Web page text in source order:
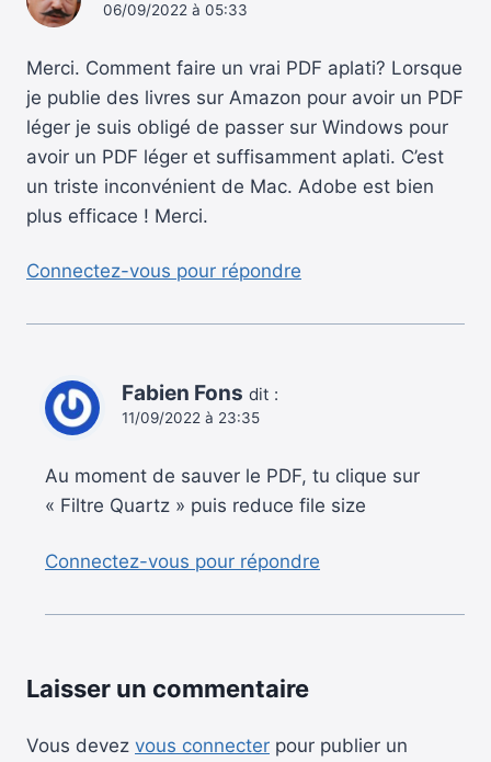
06/09/2022 à 05:33
Merci. Comment faire un vrai PDF aplati? Lorsque
je publie des livres sur Amazon pour avoir un PDF
léger je suis obligé de passer sur Windows pour
avoir un PDF léger et suffisamment aplati. C’est
un triste inconvénient de Mac. Adobe est bien
plus efficace ! Merci.
Connectez-vous pour répondre
Fabien Fons dit :
11/09/2022 à 23:35
Au moment de sauver le PDF, tu clique sur
« Filtre Quartz » puis reduce file size
Connectez-vous pour répondre
Laisser un commentaire
Vous devez vous connecter pour publier un